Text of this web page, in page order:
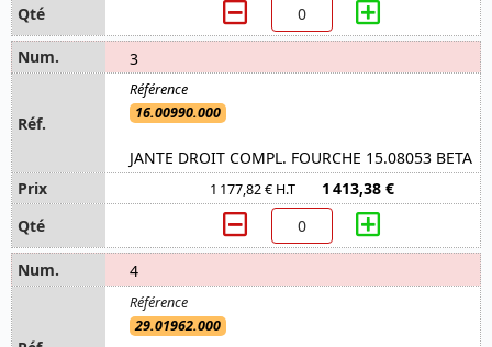
3
16.00990.000
JANTE DROIT COMPL. FOURCHE 15.08053 BETA
1 177,82 € H.T 1 413,38 €
4
29.01962.000